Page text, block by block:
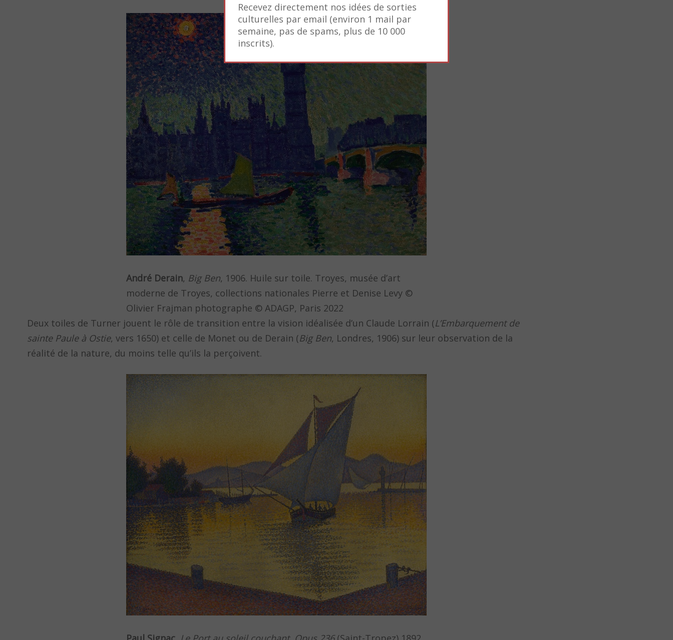
André Derain, Big Ben, 1906. Huile sur toile. Troyes, musée d’art
moderne de Troyes, collections nationales Pierre et Denise Levy ©
Olivier Frajman photographe © ADAGP, Paris 2022
Deux toiles de Turner jouent le rôle de transition entre la vision idéalisée d’un Claude Lorrain (L’Embarquement de
sainte Paule à Ostie, vers 1650) et celle de Monet ou de Derain (Big Ben, Londres, 1906) sur leur observation de la
réalité de la nature, du moins telle qu’ils la perçoivent.
Recevez directement nos idées de sorties
culturelles par email (environ 1 mail par
semaine, pas de spams, plus de 10 000
inscrits).